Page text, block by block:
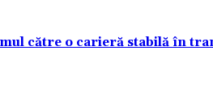
către o carieră stabilă în